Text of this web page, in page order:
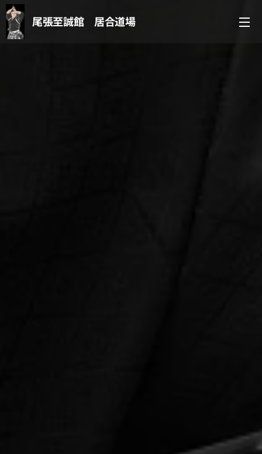
尾張至誠館 居合道場